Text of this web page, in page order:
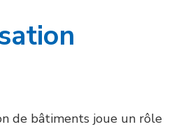
de bâtiments joue un rôle